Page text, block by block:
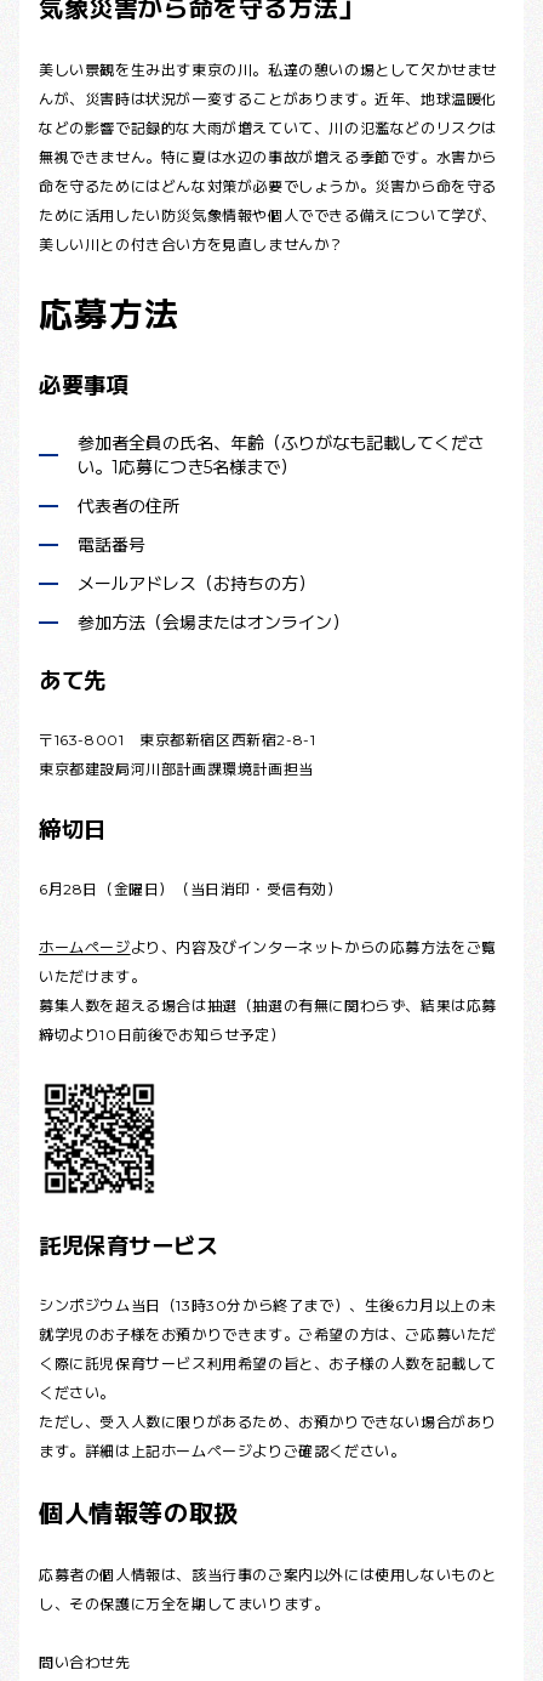
気象災害から命を守る方法」
美しい景観を生み出す東京の川。私達の憩いの場として欠かせませ
んが、災害時は状況が一変することがあります。近年、地球温暖化
などの影響で記録的な大雨が増えていて、川の氾濫などのリスクは
無視できません。特に夏は水辺の事故が増える季節です。水害から
命を守るためにはどんな対策が必要でしょうか。災害から命を守る
ために活用したい防災気象情報や個人でできる備えについて学び、
美しい川との付き合い方を見直しませんか？
応募方法
必要事項
参加者全員の氏名、年齢（ふりがなも記載してくださ
い。1応募につき5名様まで）
代表者の住所
電話番号
メールアドレス（お持ちの方）
参加方法（会場またはオンライン）
あて先
〒163-8001 東京都新宿区西新宿2-8-1
東京都建設局河川部計画課環境計画担当
締切日
6月28日（金曜日）（当日消印・受信有効）
ホームページより、内容及びインターネットからの応募方法をご覧
いただけます。
募集人数を超える場合は抽選（抽選の有無に関わらず、結果は応募
締切より10日前後でお知らせ予定）
託児保育サービス
シンポジウム当日（13時30分から終了まで）、生後6カ月以上の未
就学児のお子様をお預かりできます。ご希望の方は、ご応募いただ
く際に託児保育サービス利用希望の旨と、お子様の人数を記載して
ください。
ただし、受入人数に限りがあるため、お預かりできない場合があり
ます。詳細は上記ホームページよりご確認ください。
個人情報等の取扱
応募者の個人情報は、該当行事のご案内以外には使用しないものと
し、その保護に万全を期してまいります。
問い合わせ先